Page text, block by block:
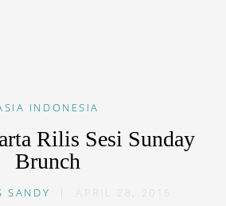
INDONESIA
Rilis Sesi Sunday
Brunch
SANDY APRIL 28, 2015